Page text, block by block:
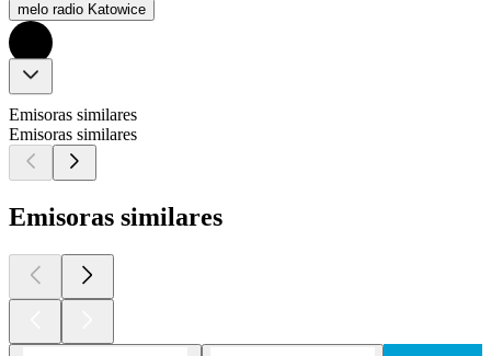
melo radio Katowice
Emisoras similares
Emisoras similares
Emisoras similares